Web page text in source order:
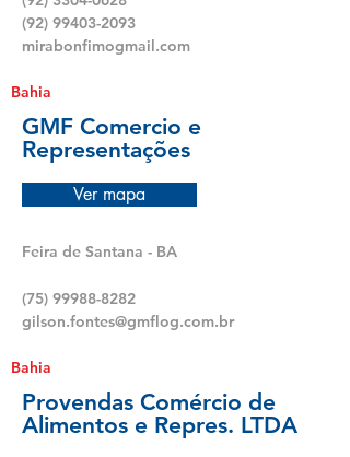
(92) 99403-2093
mirabonfimogmail.com
Bahia
GMF Comercio e
Representações
Ver mapa
Feira de Santana - BA
(75) 99988-8282
gilson.fontes@gmflog.com.br
Bahia
Provendas Comércio de
Alimentos e Repres. LTDA